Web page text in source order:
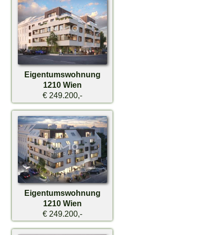
Eigentumswohnung
1210 Wien
€ 249.200,-
Eigentumswohnung
1210 Wien
€ 249.200,-